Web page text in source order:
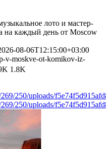
лото и мастер-
на каждый день от Moscow
08-06T12:15:00+03:00
v-moskve-ot-komikov-iz-
1.8K
250/uploads/
250/uploads/